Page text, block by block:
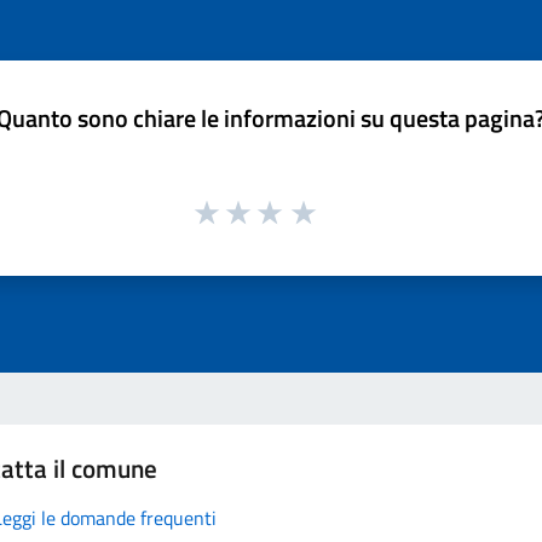
sono chiare le informazioni su questa
il comune
le domande frequenti